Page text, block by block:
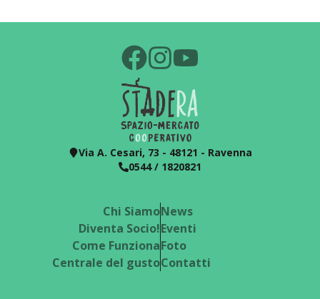
Via A. Cesari, 73 - 48121 - Ravenna
0544 / 1820821
Chi Siamo
Diventa Socio!
Come Funziona
Centrale del gusto
News
Eventi
Foto
Contatti